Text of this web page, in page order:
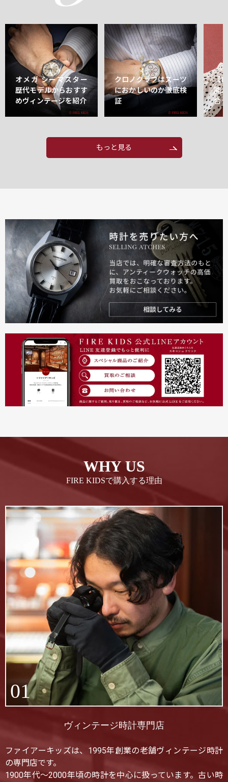
オメガ シーマスター
歴代モデルからおすす
めヴィンテージを紹介
クロノグラフはスーツ
におかしいのか徹底検
証
【
能
合
もっと見る
WHY US
FIRE KIDSで購入する理由
01
ヴィンテージ時計専門店
ファイアーキッズは、1995年創業の老舗ヴィンテージ時計
の専門店です。
1900年代〜2000年頃の時計を中心に扱っています。古い時